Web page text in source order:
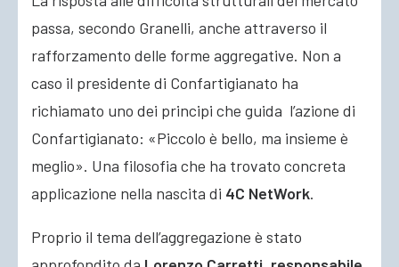
passa, secondo Granelli, anche attraverso il
rafforzamento delle forme aggregative. Non a
caso il presidente di Confartigianato ha
richiamato uno dei principi che guida l’azione di
Confartigianato: «Piccolo è bello, ma insieme è
meglio». Una filosofia che ha trovato concreta
applicazione nella nascita di 4C NetWork.
Proprio il tema dell’aggregazione è stato